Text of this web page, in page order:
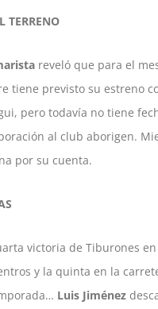
TERRENO
reveló que para el
tiene previsto su estreno
pero todavía no tiene
al club aborigen.
por su cuenta.
victoria de Tiburones
y la quinta en la
Luis Jiménez